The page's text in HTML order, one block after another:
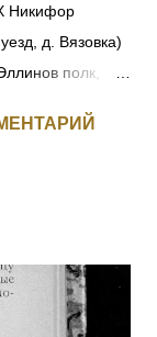
Никифор
д. Вязовка)
полк,
1914 г.
врагу.
дворце)
с